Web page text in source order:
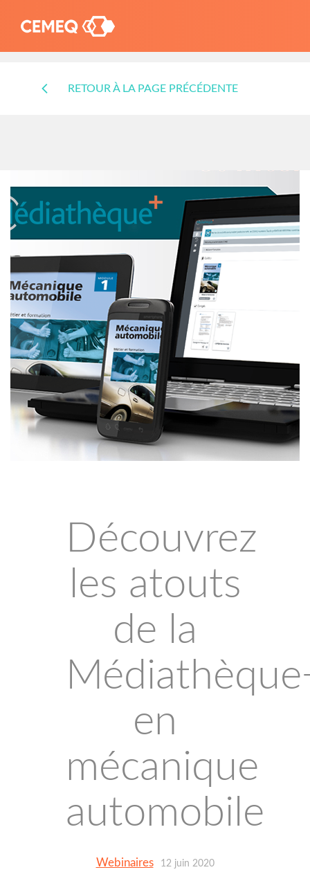
RETOUR À LA PAGE PRÉCÉDENTE
Découvrez
les atouts
de la
en
mécanique
automobile
Webinaires 12 juin 2020